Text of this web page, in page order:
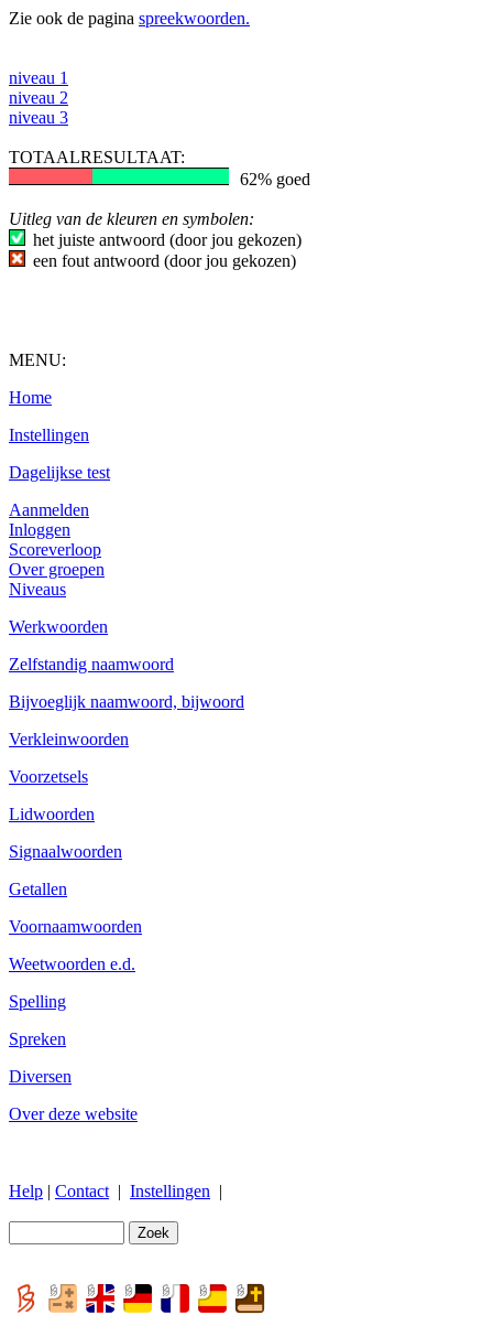
Zie ook de pagina spreekwoorden.
niveau 1
niveau 2
niveau 3
TOTAALRESULTAAT:
62% goed
Uitleg van de kleuren en symbolen:
het juiste antwoord (door jou gekozen)
een fout antwoord (door jou gekozen)
MENU:
Home
Instellingen
Dagelijkse test
Aanmelden
Inloggen
Scoreverloop
Over groepen
Niveaus
Werkwoorden
Zelfstandig naamwoord
Bijvoeglijk naamwoord, bijwoord
Verkleinwoorden
Voorzetsels
Lidwoorden
Signaalwoorden
Getallen
Voornaamwoorden
Weetwoorden e.d.
Spelling
Spreken
Diversen
Over deze website
Help | Contact | Instellingen |